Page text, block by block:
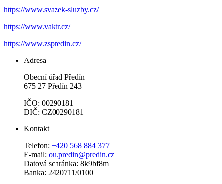
https://www.svazek-sluzby.cz/
https://www.vaktr.cz/
https://www.zspredin.cz/
Adresa
Obecní úřad Předín
675 27 Předín 243
IČO: 00290181
DIČ: CZ00290181
Kontakt
Telefon: +420 568 884 377
E-mail: ou.predin@predin.cz
Datová schránka: 8k9bf8m
Banka: 2420711/0100